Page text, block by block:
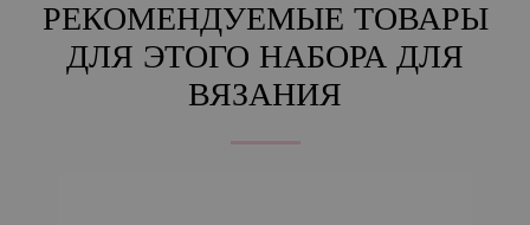
РЕКОМЕНДУЕМЫЕ ТОВАРЫ
ДЛЯ ЭТОГО НАБОРА ДЛЯ
ВЯЗАНИЯ